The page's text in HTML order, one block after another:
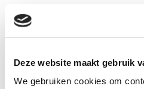
Deze website maakt gebruik
We gebruiken cookies om
In Nederland bestaat
natuurbegraafplaats. Er zijn
natuurbegraafplaatsen